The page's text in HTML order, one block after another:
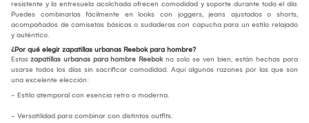
resistente y la entresuela acolchada ofrecen comodidad y soporte durante todo el día.
Puedes combinarlas fácilmente en looks con joggers, jeans ajustados o shorts,
acompañados de camisetas básicas o sudaderas con capucha para un estilo relajado
y auténtico.
¿Por qué elegir zapatillas urbanas Reebok para hombre?
Estas zapatillas urbanas para hombre Reebokno solo se ven bien, están hechas para
usarse todos los días sin sacrificar comodidad. Aquí algunas razones por las que son
una excelente elección:
- Estilo atemporal con esencia retro o moderna.
- Versatilidad para combinar con distintos outfits.